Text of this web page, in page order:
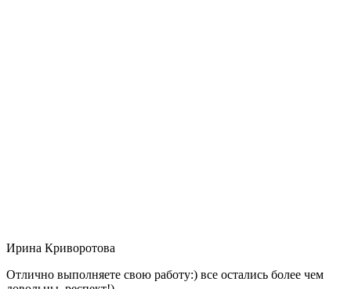
Ирина Криворотова
Отлично выполняете свою работу:) все остались более чем